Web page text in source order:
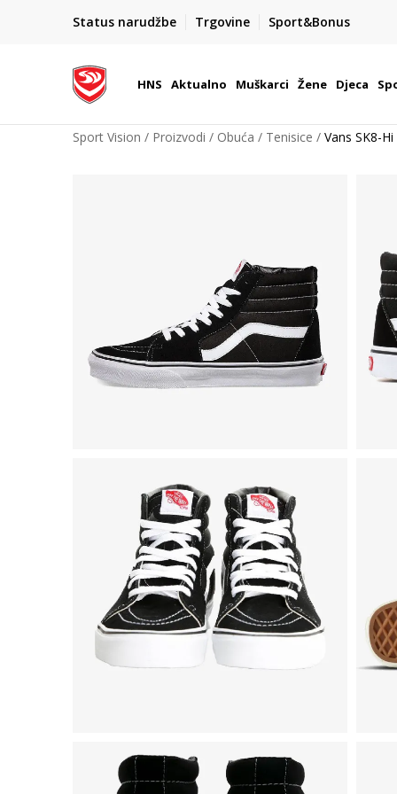
Status narudžbe Trgovine Sport&Bonus
BOX NOW
Dostava 1,50 €
| Više od 800 paketomata u
HNS Aktualno Muškarci Žene Djeca
Sport Vision Proizvodi Obuća Tenisice Vans SK8-Hi